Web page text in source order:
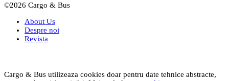
©2026 Cargo & Bus
About Us
Despre noi
Revista
Cargo & Bus utilizeaza cookies doar pentru date tehnice abstracte,